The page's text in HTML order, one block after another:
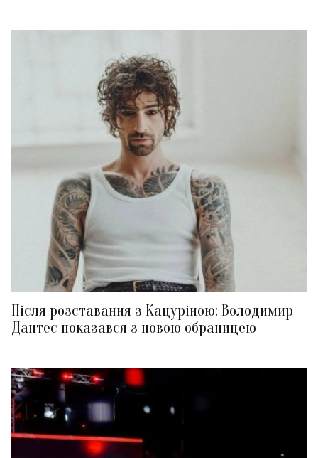
Після розставання з Кацуріною: Володимир
Дантес показався з новою обраницею